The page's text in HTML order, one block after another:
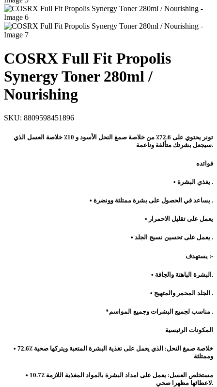
COSRX Full Fit Propolis
Synergy Toner 280ml /
Nourishing
SKU: 8809598451896
ت
ونر يحتوي على 72.6٪ من خلاصة صمغ النحل الأسود و 10٪ خلاصة العسل الذي
سيجعل بشرتك متألقة وناعمة.
فوائده
• يغذي البشرة .
• يساعد في الحصول على بشرة ممتلئة وونضرة .
• يعمل على تقليل الاحمرار
• يعمل على تحسين نسيج الجلد .
يستهدف :-
• البشرة الباهتة والجافة.
• الجلد المحمر والمتهيج .
*مناسب لجميع البشرات وجميع المواسم .
المكونات الرئيسية
• 72.6٪ خلاصة صمغ النحل: الذي يعمل على تغذية البشرة المتعبة ويتركها صحية
وممتلئة
• 10.7٪ مستخلص العسل: يعمل على امداد البشرة بالمواد المغذية اللازمة
لاعطائها مظهرا صحي.